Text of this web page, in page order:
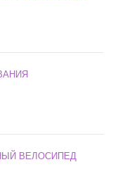
ВЕЛОСИПЕД